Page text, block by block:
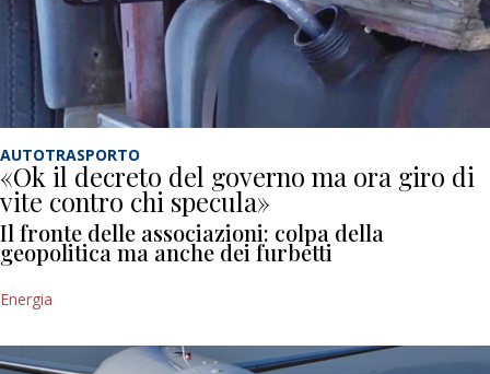
AUTOTRASPORTO
«Ok il decreto del governo ma ora giro di
vite contro chi specula»
Il fronte delle associazioni: colpa della
geopolitica ma anche dei furbetti
Energia